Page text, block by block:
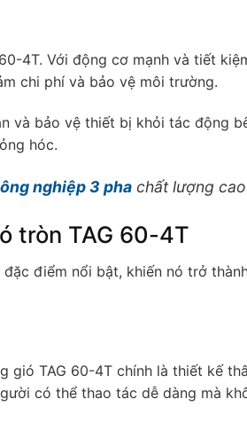
4T. Với động cơ mạnh và tiết
chi phí và bảo vệ môi trường.
và bảo vệ thiết bị khỏi tác động
hóc.
nghiệp 3 phachất lượng
tròn TAG 60-4T
điểm nổi bật, khiến nó trở
gió TAG 60-4T chính là thiết kế
có thể thao tác dễ dàng mà